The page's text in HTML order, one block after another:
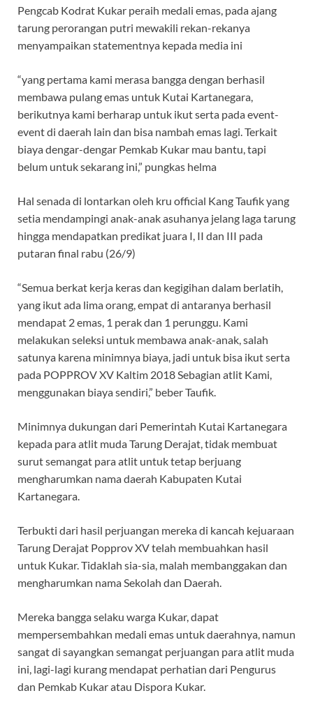
Pengcab Kodrat Kukar peraih medali emas, pada ajang
tarung perorangan putri mewakili rekan-rekanya
menyampaikan statementnya kepada media ini
“yang pertama kami merasa bangga dengan berhasil
membawa pulang emas untuk Kutai Kartanegara,
berikutnya kami berharap untuk ikut serta pada event-
event di daerah lain dan bisa nambah emas lagi. Terkait
biaya dengar-dengar Pemkab Kukar mau bantu, tapi
belum untuk sekarang ini,” pungkas helma
Hal senada di lontarkan oleh kru official Kang Taufik yang
setia mendampingi anak-anak asuhanya jelang laga tarung
hingga mendapatkan predikat juara I, II dan III pada
putaran final rabu (26/9)
“Semua berkat kerja keras dan kegigihan dalam berlatih,
yang ikut ada lima orang, empat di antaranya berhasil
mendapat 2 emas, 1 perak dan 1 perunggu. Kami
melakukan seleksi untuk membawa anak-anak, salah
satunya karena minimnya biaya, jadi untuk bisa ikut serta
pada POPPROV XV Kaltim 2018 Sebagian atlit Kami,
menggunakan biaya sendiri,” beber Taufik.
Minimnya dukungan dari Pemerintah Kutai Kartanegara
kepada para atlit muda Tarung Derajat, tidak membuat
surut semangat para atlit untuk tetap berjuang
mengharumkan nama daerah Kabupaten Kutai
Kartanegara.
Terbukti dari hasil perjuangan mereka di kancah kejuaraan
Tarung Derajat Popprov XV telah membuahkan hasil
untuk Kukar. Tidaklah sia-sia, malah membanggakan dan
mengharumkan nama Sekolah dan Daerah.
Mereka bangga selaku warga Kukar, dapat
mempersembahkan medali emas untuk daerahnya, namun
sangat di sayangkan semangat perjuangan para atlit muda
ini, lagi-lagi kurang mendapat perhatian dari Pengurus
dan Pemkab Kukar atau Dispora Kukar.